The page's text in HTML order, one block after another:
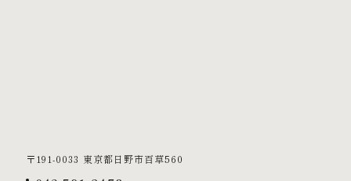
〒191-0033 東京都日野市百草560